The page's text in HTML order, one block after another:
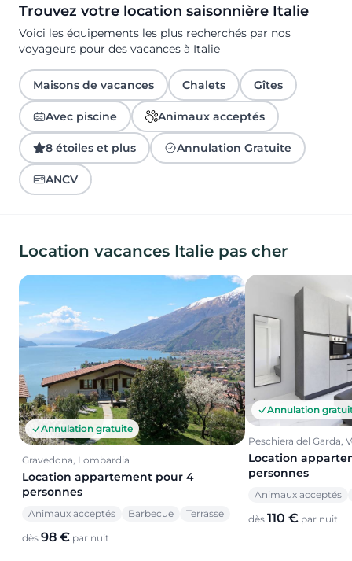
Trouvez votre location saisonnière Italie
Voici les équipements les plus recherchés par nos
voyageurs pour des vacances à Italie
Maisons de vacances Chalets Gîtes
Avec piscine Animaux acceptés
8 étoiles et plus Annulation Gratuite
ANCV
Location vacances Italie pas cher
Annulation gratuite
Gravedona, Lombardia
Location appartement pour 4
personnes
Animaux acceptés Barbecue Terrasse
dès 98 € par nuit
Annulation
Peschiera del Garda,
Location
personnes
Animaux acceptés
dès 110 € par nuit